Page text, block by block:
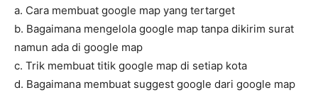
a. Cara membuat google map yang tertarget
b. Bagaimana mengelola google map tanpa dikirim surat
namun ada di google map
c. Trik membuat titik google map di setiap kota
d. Bagaimana membuat suggest google dari google map